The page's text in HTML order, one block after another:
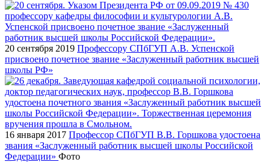
20 сентября 2019 Профессору СПбГУП А.В. Успенской
присвоено почетное звание «Заслуженный работник высшей
школы РФ»
16 января 2017 Профессор СПбГУП В.В. Горшкова удостоена
звания «Заслуженный работник высшей школы Российской
Федерации» Фото